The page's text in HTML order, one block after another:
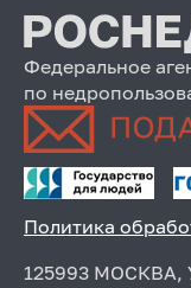
Федеральное
по
Политика
125993